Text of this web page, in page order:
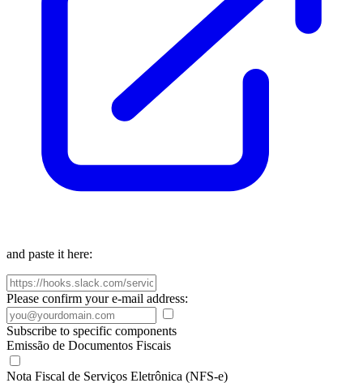
and paste it here:
Please confirm your e-mail address:
Subscribe to specific components
Emissão de Documentos Fiscais
Nota Fiscal de Serviços Eletrônica (NFS-e)